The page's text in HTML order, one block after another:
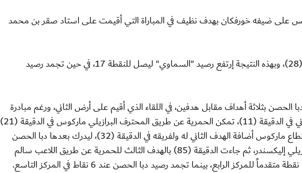
على ضيفه خورفكان بهدف نظيف في المباراة التي أقيمت على استاد صقر بن محمد
سجل هدف بني ياس، حبوش صالح النوفلي في الدقيقة (28)، وبهذه النتيجة إرتفع رصيد "السماوي" ليصل للنقطة 17، في حين تجمد رصيد
الحصن بثلاثة أهداف مقابل هدفين، في اللقاء الذي أقيم على أرض الثاني، ورغم مبادرة
فريق الحصن بالتسجيل عن طريق اللاعب عبد الله الوحداني في الدقيقة (11)، تمكن الحمرية عن طريق المحترف البرازيلي ماركوس في الدقيقة (21)
من معادلة النتيجة والعودة مرة أخرى لنقطة البداية، واستطاع ماركوس أضافة الهدف الثاني له ولفريقه في الدقيقة (32)، ليدرك بعدها دبا الحصن
التعادل في الدقيقة (60) بالهدف الذي سجله اللاعب البرازيلي إليكسندر، ثم جاءت الدقيقة (85) بالهدف الثالث للحمرية عن طريق اللاعب سالم